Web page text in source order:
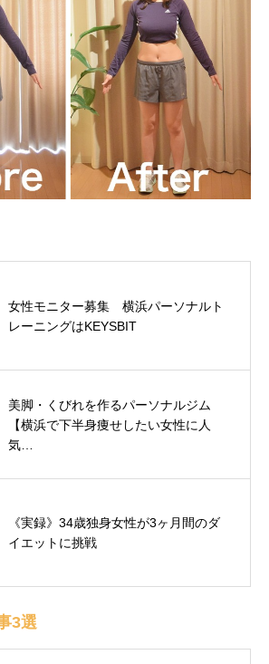
女性モニター募集 横浜パーソナルト
レーニングはKEYSBIT
美脚・くびれを作るパーソナルジム
【横浜で下半身痩せしたい女性に人
気…
《実録》34歳独身女性が3ヶ月間のダ
イエットに挑戦
3選